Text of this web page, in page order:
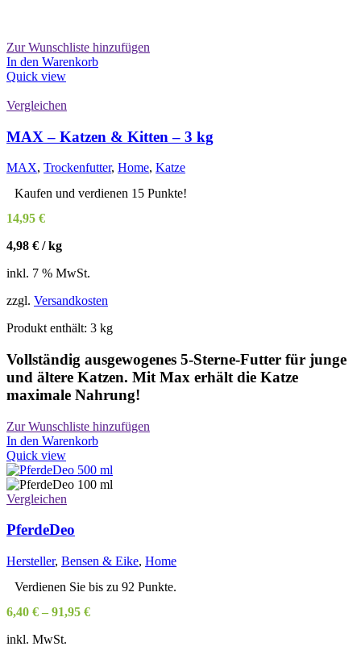
Zur Wunschliste hinzufügen
In den Warenkorb
Quick view
Vergleichen
MAX – Katzen & Kitten – 3 kg
MAX, Trockenfutter, Home, Katze
Kaufen und verdienen 15 Punkte!
14,95 €
4,98 € /kg
inkl. 7 % MwSt.
zzgl. Versandkosten
Produkt enthält: 3 kg
Vollständig ausgewogenes 5-Sterne-Futter für junge
und ältere Katzen. Mit Max erhält die Katze
maximale Nahrung!
Zur Wunschliste hinzufügen
In den Warenkorb
Quick view
Vergleichen
PferdeDeo
Hersteller, Bensen & Eike, Home
Verdienen Sie bis zu 92 Punkte.
6,40 € – 91,95 €
inkl. MwSt.